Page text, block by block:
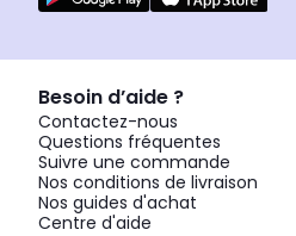
Besoin d’aide ?
Contactez-nous
Questions fréquentes
Suivre une commande
Nos conditions de livraison
Nos guides d'achat
Centre d'aide